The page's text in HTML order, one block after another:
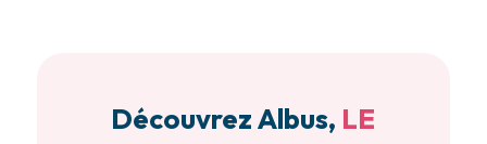
Découvrez Albus, LE